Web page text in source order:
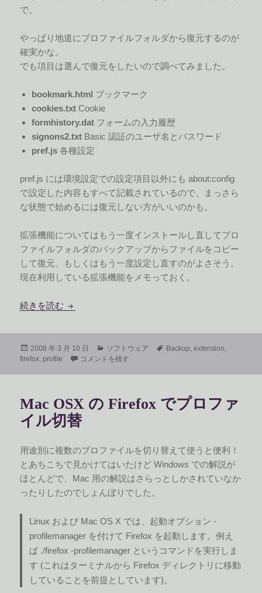
で。
やっぱり地道にプロファイルフォルダから復元するのが
確実かな。
でも項目は選んで復元をしたいので調べてみました。
bookmark.html ブックマーク
cookies.txt Cookie
formhistory.dat フォームの入力履歴
signons2.txt Basic 認証のユーザ名とパスワード
pref.js 各種設定
pref.js には環境設定での設定項目以外にも about:config
で設定した内容もすべて記載されているので、まっさら
な状態で始めるには復元しない方がいいのかも。
拡張機能についてはもう一度インストールし直してプロ
ファイルフォルダのバックアップからファイルをコピー
して復元、もしくはもう一度設定し直すのがよさそう。
現在利用している拡張機能をメモっておく。
続きを読む Firefox のバックアップと復元
投
稿
2008 年 3 月 10 日
カ
テ
ソフトウェア
タ
Backup,extension,
firefox, profile Firefox のバックアップと復元 に
コメントを残す
Mac OSX の Firefox でプロファ
イル切替
用途別に複数のプロファイルを切り替えて使うと便利！
とあちこちで見かけてはいたけど Windows での解説が
ほとんどで、Mac 用の解説はさらっとしかされていなか
ったりしたのでしょんぼりでした。
Linux および Mac OS X では、起動オプション -
profilemanager を付けて Firefox を起動します。例え
ば ./firefox -profilemanager というコマンドを実行しま
す (これはターミナルから Firefox ディレクトリに移動
していることを前提としています)。